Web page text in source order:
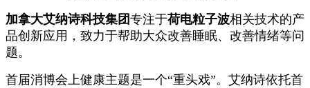
加拿大艾纳诗科技集团专注于荷电粒子波相关技术的产
品创新应用，致力于帮助大众改善睡眠、改善情绪等问
题。
首届消博会上健康主题是一个“重头戏”。艾纳诗依托首